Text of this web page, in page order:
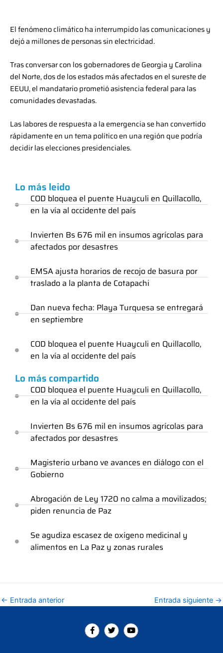
El fenómeno climático ha interrumpido las comunicaciones y
dejó a millones de personas sin electricidad.
Tras conversar con los gobernadores de Georgia y Carolina
del Norte, dos de los estados más afectados en el sureste de
EEUU, el mandatario prometió asistencia federal para las
comunidades devastadas.
Las labores de respuesta a la emergencia se han convertido
rápidamente en un tema político en una región que podría
decidir las elecciones presidenciales.
Lo más leido
COD bloquea el puente Huayculi en Quillacollo,
en la vía al occidente del país
Invierten Bs 676 mil en insumos agrícolas para
afectados por desastres
EMSA ajusta horarios de recojo de basura por
traslado a la planta de Cotapachi
Dan nueva fecha: Playa Turquesa se entregará
en septiembre
COD bloquea el puente Huayculi en Quillacollo,
en la vía al occidente del país
Lo más compartido
COD bloquea el puente Huayculi en Quillacollo,
en la vía al occidente del país
Invierten Bs 676 mil en insumos agrícolas para
afectados por desastres
Magisterio urbano ve avances en diálogo con el
Gobierno
Abrogación de Ley 1720 no calma a movilizados;
piden renuncia de Paz
Se agudiza escasez de oxígeno medicinal y
alimentos en La Paz y zonas rurales
← Entrada anterior Entrada siguiente →
F
a
c
T
w
i
Y
o
u